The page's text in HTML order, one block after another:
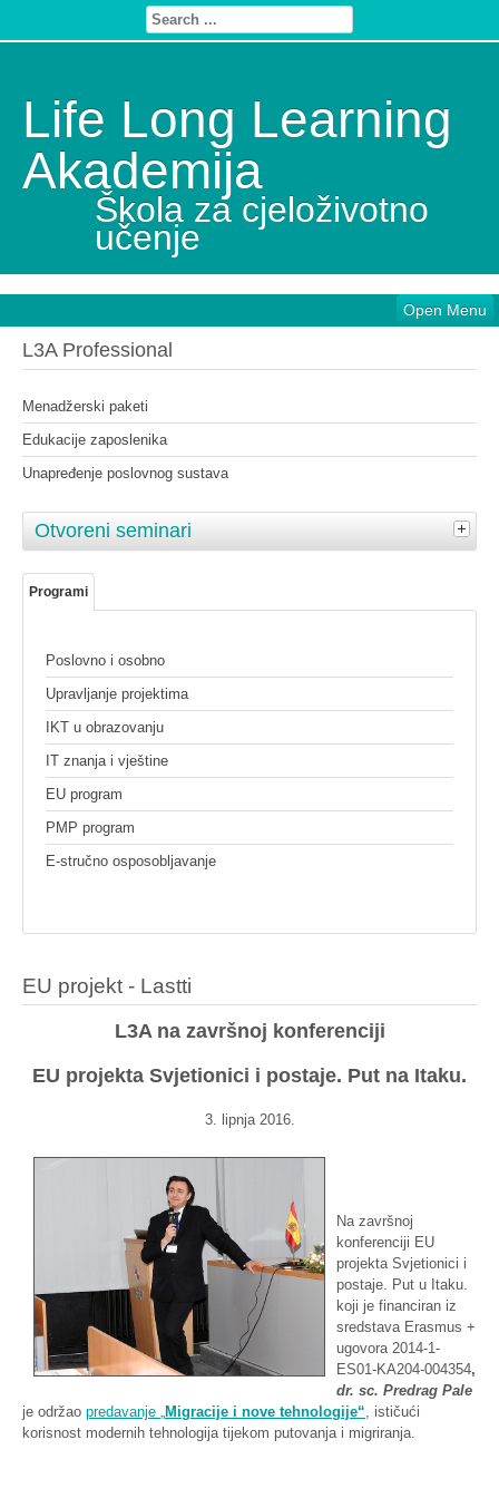
Life Long Learning
Akademija
Škola za cjeloživotno
učenje
Open Menu
L3A Professional
Menadžerski paketi
Edukacije zaposlenika
Unapređenje poslovnog sustava
Otvoreni seminari
Programi
Poslovno i osobno
Upravljanje projektima
IKT u obrazovanju
IT znanja i vještine
EU program
PMP program
E-stručno osposobljavanje
EU projekt - Lastti
L3A na završnoj konferenciji
EU projekta Svjetionici i postaje. Put na Itaku.
3. lipnja2016.
Na završnoj
konferenciji EU
projekta Svjetionici i
postaje. Put u Itaku.
koji je financiran iz
sredstavaErasmus +
ugovora 2014-1-
ES01-KA204-004354,
dr. sc. Predrag Pale
je održao predavanje „Migracije i nove tehnologije“, ističući
korisnost modernih tehnologija tijekom putovanjai migriranja.